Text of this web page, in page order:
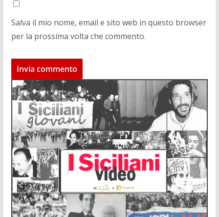
Salva il mio nome, email e sito web in questo browser
per la prossima volta che commento.